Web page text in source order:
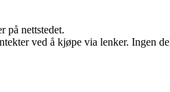
på nettstedet.
ved å kjøpe via lenker. Ingen